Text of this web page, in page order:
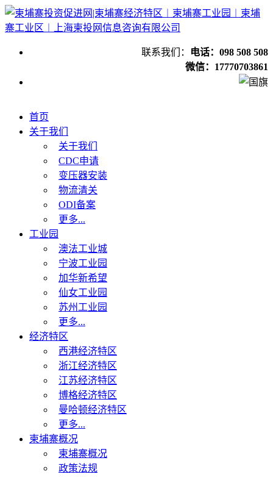
联系我们：
电话：098 508 508
微信：17770703861
首页
关于我们
关于我们
CDC申请
变压器安装
物流清关
ODI备案
更多...
工业园
澳法工业城
宁波工业园
加华新希望
仙女工业园
苏州工业园
更多...
经济特区
西港经济特区
浙江经济特区
江苏经济特区
博格经济特区
曼哈顿经济特区
更多...
柬埔寨概况
柬埔寨概况
政策法规